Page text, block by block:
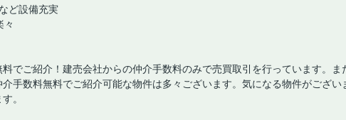
ど設備充実
々
でご紹介！建売会社からの仲介手数料のみで売買取引を行っています。ま
手数料無料でご紹介可能な物件は多々ございます。気になる物件がござい
。